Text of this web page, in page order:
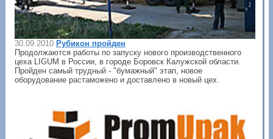
30.09.2010 Рубикон пройден
Продолжаются работы по запуску нового производственного
цеха LIGUM в России, в городе Боровск Калужской области.
Пройден самый трудный - "бумажный" этап, новое
оборудование растаможено и доставлено в новый цех.